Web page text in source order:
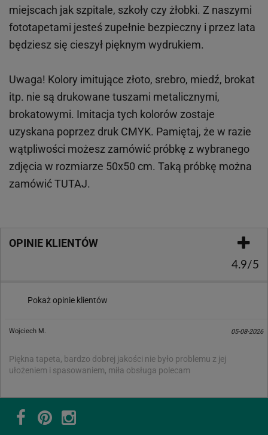
miejscach jak szpitale, szkoły czy żłobki. Z naszymi
fototapetami jesteś zupełnie bezpieczny i przez lata
będziesz się cieszył pięknym wydrukiem.
Uwaga! Kolory imitujące złoto, srebro, miedź, brokat
itp. nie są drukowane tuszami metalicznymi,
brokatowymi. Imitacja tych kolorów zostaje
uzyskana poprzez druk CMYK. Pamiętaj, że w razie
wątpliwości możesz zamówić próbkę z wybranego
zdjęcia w rozmiarze 50x50 cm. Taką próbkę można
zamówićTUTAJ.
OPINIE KLIENTÓW
4.9/5
Pokaż opinie klientów
Wojciech M. 05-08-2026
Piękna tapeta, bardzo dobrej jakości nie było problemu z jej
ułożeniem i spasowaniem, miła obsługa polecam